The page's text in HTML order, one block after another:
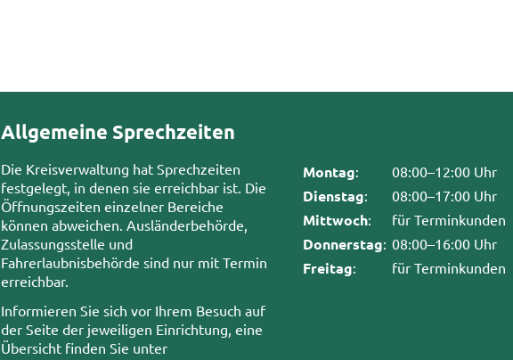
Allgemeine Sprechzeiten
Die Kreisverwaltung hat Sprechzeiten
festgelegt, in denen sie erreichbar ist. Die
Öffnungszeiten einzelner Bereiche
können abweichen. Ausländerbehörde,
Zulassungsstelle und
Fahrerlaubnisbehörde sind nur mit Termin
erreichbar.
Informieren Sie sich vor Ihrem Besuch auf
der Seite der jeweiligen Einrichtung, eine
Übersicht finden Sie unter
Montag: 08:00–12:00 Uhr
Dienstag: 08:00–17:00 Uhr
Mittwoch: für Terminkunden
Donnerstag: 08:00–16:00 Uhr
Freitag: für Terminkunden